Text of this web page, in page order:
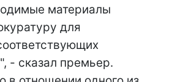
материалы
для
- сказал премьер.